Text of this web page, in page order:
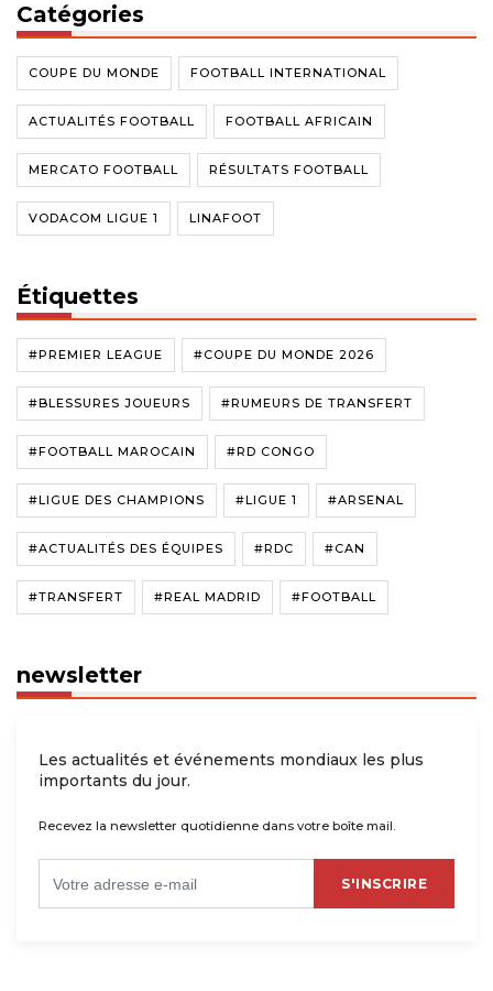
Catégories
COUPE DU MONDE FOOTBALL INTERNATIONAL
ACTUALITÉS FOOTBALL FOOTBALL AFRICAIN
MERCATO FOOTBALL RÉSULTATS FOOTBALL
VODACOM LIGUE 1 LINAFOOT
Étiquettes
#PREMIER LEAGUE #COUPE DU MONDE 2026
#BLESSURES JOUEURS #RUMEURS DE TRANSFERT
#FOOTBALL MAROCAIN #RD CONGO
#LIGUE DES CHAMPIONS #LIGUE 1 #ARSENAL
#ACTUALITÉS DES ÉQUIPES #RDC #CAN
#TRANSFERT #REAL MADRID #FOOTBALL
newsletter
Les actualités et événements mondiaux les plus
importants du jour.
Recevez la newsletter quotidienne dans votre boîte mail.
S'INSCRIRE